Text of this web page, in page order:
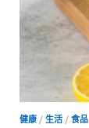
健康 / 生活 / 食品